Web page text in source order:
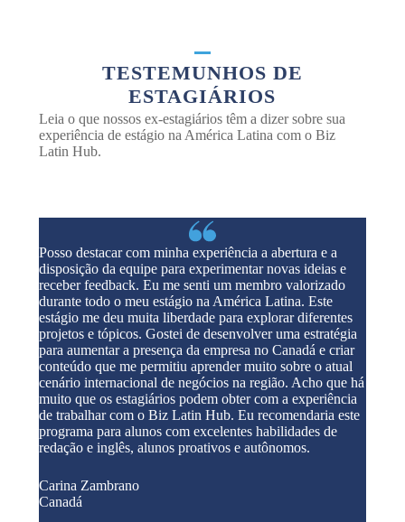
TESTEMUNHOS DE
ESTAGIÁRIOS
Leia o que nossos ex-estagiários têm a dizer sobre sua
experiência de estágio na América Latina com o Biz
Latin Hub.
Posso destacar com minha experiência a abertura e a
disposição da equipe para experimentar novas ideias e
receber feedback. Eu me senti um membro valorizado
durante todo o meu estágio na América Latina. Este
estágio me deu muita liberdade para explorar diferentes
projetos e tópicos. Gostei de desenvolver uma estratégia
para aumentar a presença da empresa no Canadá e criar
conteúdo que me permitiu aprender muito sobre o atual
cenário internacional de negócios na região. Acho que há
muito que os estagiários podem obter com a experiência
de trabalhar com o Biz Latin Hub. Eu recomendaria este
programa para alunos com excelentes habilidades de
redação e inglês, alunos proativos e autônomos.
Carina Zambrano
Canadá